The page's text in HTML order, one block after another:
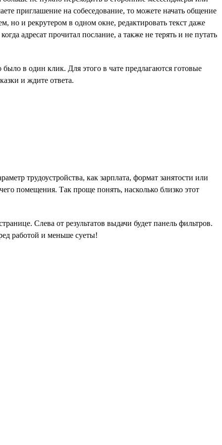
приглашение на собеседование, то можете начать общение
но и рекрутером в одном окне, редактировать текст даже
адресат прочитал послание, а также не терять и не путать
в один клик. Для этого в чате предлагаются готовые
и ждите ответа.
трудоустройства, как зарплата, формат занятости или
помещения. Так проще понять, насколько близко этот
Слева от результатов выдачи будет панель фильтров.
работой и меньше суеты!